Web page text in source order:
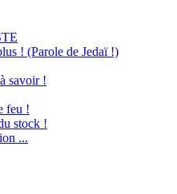
! (Parole de Jedaï !)
savoir !
feu !
stock !
...